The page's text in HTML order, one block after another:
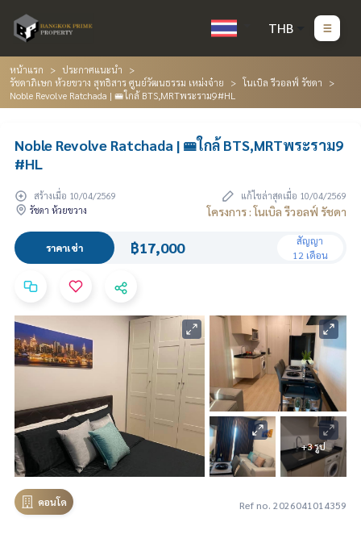
THB
หน้าแรก
ประกาศแนะนำ
รัชดาภิเษก ห้วยขวาง สุทธิสาร ศูนย์วัฒนธรรม เหม่งจ๋าย
โนเบิล รีวอลฟ์ รัชดา
Noble Revolve Ratchada | 🚝ใกล้ BTS,MRTพระราม9#HL
Noble Revolve Ratchada | 🚝ใกล้ BTS,MRTพระราม9
#HL
สร้างเมื่อ 10/04/2569
แก้ไขล่าสุดเมื่อ 10/04/2569
รัชดา ห้วยขวาง
โครงการ : โนเบิล รีวอลฟ์ รัชดา
ราคาเช่า ฿17,000
สัญญา
12 เดือน
+3 รูป
คอนโด Ref no. 2026041014359